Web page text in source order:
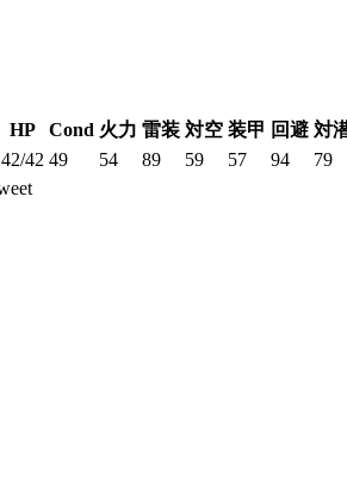
HP Cond 火力 雷装 対空 装甲 回避 対
42/42 49 54 89 59 57 94 79